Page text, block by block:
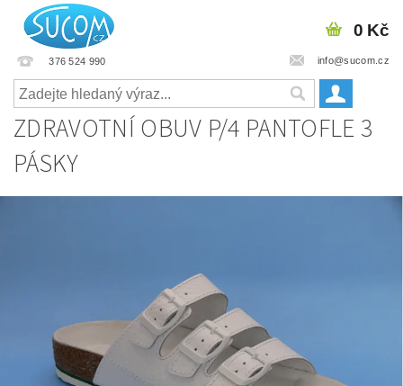
376 524 990 info@sucom.cz
0 Kč
ZDRAVOTNÍ OBUV P/4 PANTOFLE 3
PÁSKY